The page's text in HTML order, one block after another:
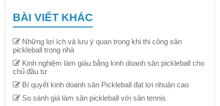
BÀI VIẾT KHÁC
Những lợi ích và lưu ý quan trọng khi thi công sân
pickleball trong nhà
Kinh nghiệm làm giàu bằng kinh doanh sân pickleball cho
chủ đầu tư
Bí quyết kinh doanh sân Pickleball đạt lợi nhuận cao
So sánh giá làm sân pickleball với sân tennis